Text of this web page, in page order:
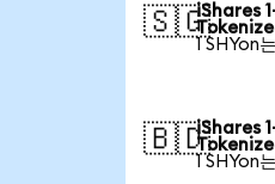
🇸🇬iShares
1 SHYon
🇧🇩iShares
1 SHYon